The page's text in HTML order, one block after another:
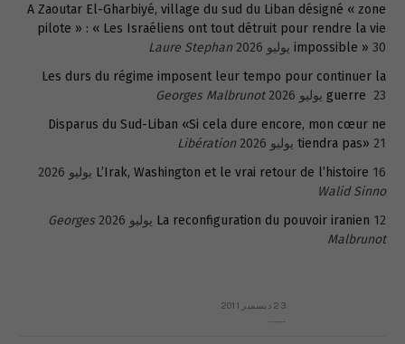
A Zaoutar El-Gharbiyé, village du sud du Liban désigné « zone
pilote » : « Les Israéliens ont tout détruit pour rendre la vie
impossible » 30 يوليو 2026
Laure Stephan
Les durs du régime imposent leur tempo pour continuer la
guerre 23 يوليو 2026
Georges Malbrunot
Disparus du Sud-Liban «Si cela dure encore, mon cœur ne
tiendra pas» 21 يوليو 2026
Libération
L’Irak, Washington et le vrai retour de l’histoire 16 يوليو 2026
Walid Sinno
La reconfiguration du pouvoir iranien 12 يوليو 2026
Georges
Malbrunot
23 ديسمبر 2011